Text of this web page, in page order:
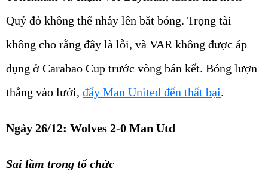
Quỷ đỏ không thể nhảy lên bắt bóng. Trọng tài
không cho rằng đây là lỗi, và VAR không được áp
dụng ở Carabao Cup trước vòng bán kết. Bóng lượn
thẳng vào lưới, đẩy Man United đến thất bại.
Ngày 26/12: Wolves 2-0 Man Utd
Sai lầm trong tổ chức